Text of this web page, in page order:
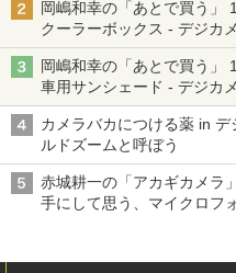
岡嶋和幸の「あとで買う」
クーラーボックス - デジカ
岡嶋和幸の「あとで買う」
車用サンシェード - デジカ
カメラバカにつける薬 in
ルドズームと呼ぼう
赤城耕一の「アカギカメラ
手にして思う、マイクロフ